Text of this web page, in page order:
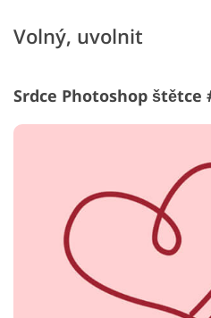
Volný, uvolnit
Srdce Photoshop štětce